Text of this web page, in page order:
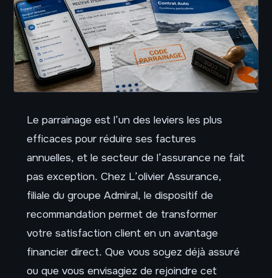
Le parrainage est l’un des leviers les plus
efficaces pour réduire ses factures
annuelles, et le secteur de l’assurance ne fait
pas exception. Chez L’olivier Assurance,
filiale du groupe Admiral, le dispositif de
recommandation permet de transformer
votre satisfaction client en un avantage
financier direct. Que vous soyez déjà assuré
ou que vous envisagiez de rejoindre cet